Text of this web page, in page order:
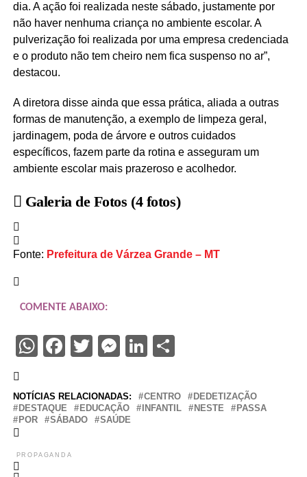
dia. A ação foi realizada neste sábado, justamente por
não haver nenhuma criança no ambiente escolar. A
pulverização foi realizada por uma empresa credenciada
e o produto não tem cheiro nem fica suspenso no ar”,
destacou.
A diretora disse ainda que essa prática, aliada a outras
formas de manutenção, a exemplo de limpeza geral,
jardinagem, poda de árvore e outros cuidados
específicos, fazem parte da rotina e asseguram um
ambiente escolar mais prazeroso e acolhedor.
Galeria de Fotos (4 fotos)
Fonte: Prefeitura de Várzea Grande – MT
COMENTE ABAIXO:
WhatsApp
Facebook
Twitter
Messenger
LinkedIn
NOTÍCIAS RELACIONADAS: CENTRO
DEDETIZAÇÃO
DESTAQUE
EDUCAÇÃO INFANTIL NESTE
PASSA
POR
SÁBADO SAÚDE
PROPAGANDA